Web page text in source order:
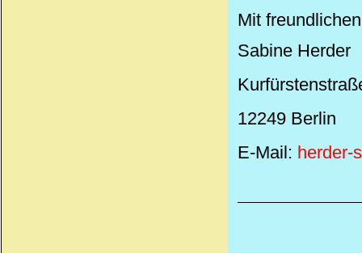
Mit
Sabine Herder
12249 Berlin
E-Mail: herder-